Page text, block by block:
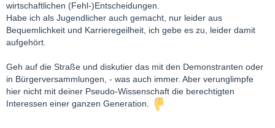
wirtschaftlichen (Fehl-)Entscheidungen.
Habe ich als Jugendlicher auch gemacht, nur leider aus
Bequemlichkeit und Karrieregeilheit, ich gebe es zu, leider damit
aufgehört.
Geh auf die Straße und diskutier das mit den Demonstranten oder
in Bürgerversammlungen, - was auch immer. Aber verunglimpfe
hier nicht mit deiner Pseudo-Wissenschaft die berechtigten
Interessen einer ganzen Generation.